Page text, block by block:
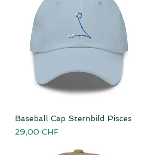
Baseball Cap Sternbild Pisces
Preis
29,00 CHF